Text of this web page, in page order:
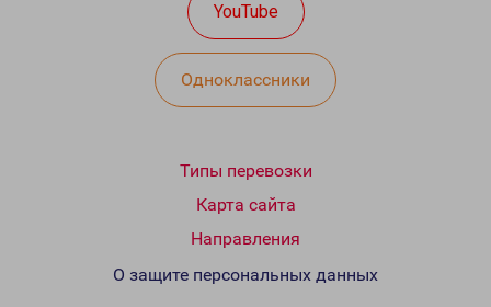
YouTube
Одноклассники
Типы перевозки
Карта сайта
Направления
О защите персональных данных